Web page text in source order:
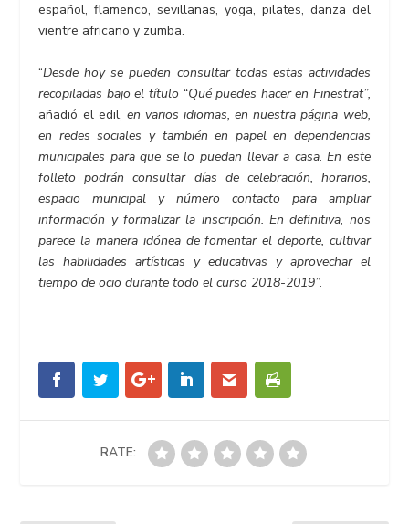
español, flamenco, sevillanas, yoga, pilates, danza del
vientre africano y zumba.
“Desde hoy se pueden consultar todas estas actividades
recopiladas bajo el título “Qué puedes hacer en Finestrat”,
añadió el edil, en varios idiomas, en nuestra página web,
en redes sociales y también en papel en dependencias
municipales para que se lo puedan llevar a casa. En este
folleto podrán consultar días de celebración, horarios,
espacio municipal y número contacto para ampliar
información y formalizar la inscripción. En definitiva, nos
parece la manera idónea de fomentar el deporte, cultivar
las habilidades artísticas y educativas y aprovechar el
tiempo de ocio durante todo el curso 2018-2019”.
RATE: